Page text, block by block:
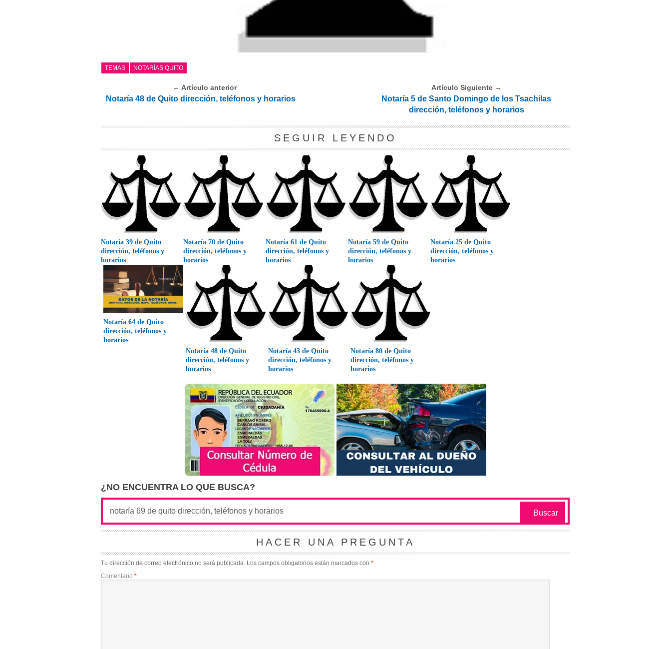
TEMAS NOTARÍAS QUITO
← Artículo anterior
Notaría 48 de Quito dirección, teléfonos y horarios
Artículo Siguiente →
Notaría 5 de Santo Domingo de los Tsachilas
dirección, teléfonos y horarios
SEGUIR LEYENDO
Notaría 39 de Quito
dirección, teléfonos y
horarios
Notaría 70 de Quito
dirección, teléfonos y
horarios
Notaría 61 de Quito
dirección, teléfonos y
horarios
Notaría 59 de Quito
dirección, teléfonos y
horarios
Notaría 25 de Quito
dirección, teléfonos y
horarios
Notaría 64 de Quito
dirección, teléfonos y
horarios
Notaría 48 de Quito
dirección, teléfonos y
horarios
Notaría 43 de Quito
dirección, teléfonos y
horarios
Notaría 80 de Quito
dirección, teléfonos y
horarios
¿NO ENCUENTRA LO QUE BUSCA?
HACER UNA PREGUNTA
Tu dirección de correo electrónico no será publicada. Los campos obligatorios están marcados con*
Comentario*